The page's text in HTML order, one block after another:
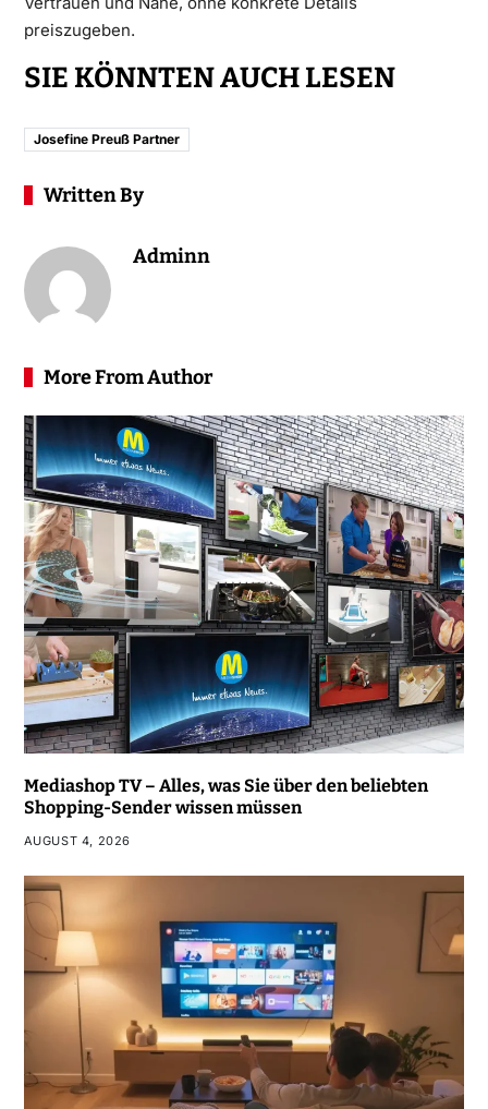
preiszugeben.
SIE KÖNNTEN AUCH LESEN
Josefine Preuß Partner
Written By
Adminn
More From Author
Mediashop TV – Alles, was Sie über den beliebten
Shopping-Sender wissen müssen
AUGUST 4, 2026